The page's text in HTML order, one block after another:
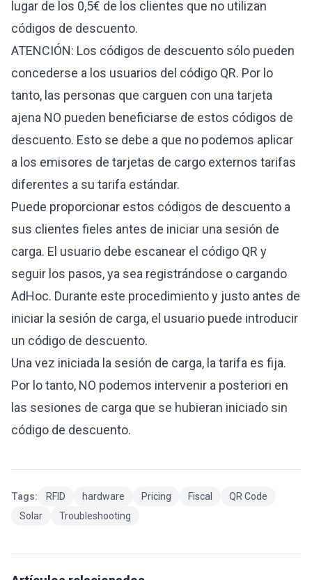
lugar de los 0,5€ de los clientes que no utilizan
códigos de descuento.
ATENCIÓN: Los códigos de descuento sólo pueden
concederse a los usuarios del código QR. Por lo
tanto, las personas que carguen con una tarjeta
ajena NO pueden beneficiarse de estos códigos de
descuento. Esto se debe a que no podemos aplicar
a los emisores de tarjetas de cargo externos tarifas
diferentes a su tarifa estándar.
Puede proporcionar estos códigos de descuento a
sus clientes fieles antes de iniciar una sesión de
carga. El usuario debe escanear el código QR y
seguir los pasos, ya sea registrándose o cargando
AdHoc. Durante este procedimiento y justo antes de
iniciar la sesión de carga, el usuario puede introducir
un código de descuento.
Una vez iniciada la sesión de carga, la tarifa es fija.
Por lo tanto, NO podemos intervenir a posteriori en
las sesiones de carga que se hubieran iniciado sin
código de descuento.
Tags: RFID hardware Pricing Fiscal
QR Code
Solar
Troubleshooting